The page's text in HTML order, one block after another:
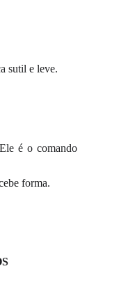
sutil e leve.
é o comando
forma.